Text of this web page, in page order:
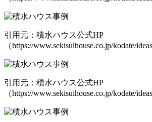
引用元：積水ハウス公式HP
（https://www.sekisuihouse.co.jp/kodate/
引用元：積水ハウス公式HP
（https://www.sekisuihouse.co.jp/kodate/